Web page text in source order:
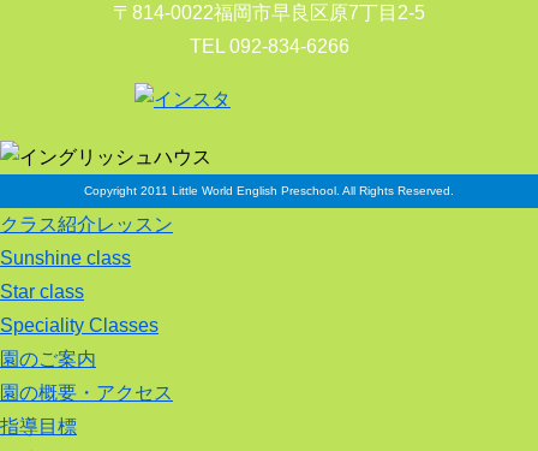
〒814-0022福岡市早良区原7丁目2-5
TEL 092-834-6266
Copyright 2011 Little World English Preschool. All Rights Reserved.
クラス紹介レッスン
Sunshine class
Star class
Speciality Classes
園のご案内
園の概要・アクセス
指導目標